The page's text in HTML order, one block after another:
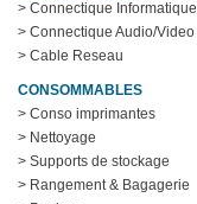
> Connectique Informatique
> Connectique Audio/Video
> Cable Reseau
CONSOMMABLES
> Conso imprimantes
> Nettoyage
> Supports de stockage
> Rangement & Bagagerie